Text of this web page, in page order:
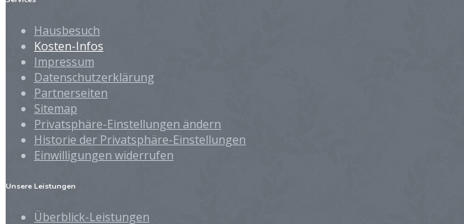
Hausbesuch
Kosten-Infos
Impressum
Datenschutzerklärung
Partnerseiten
Sitemap
Privatsphäre-Einstellungen ändern
Historie der Privatsphäre-Einstellungen
Einwilligungen widerrufen
Unsere Leistungen
Überblick-Leistungen